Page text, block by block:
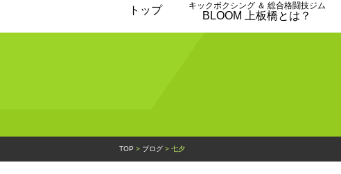
トップ キックボクシング ＆ 総合格闘技ジム
BLOOM 上板橋とは？
TOP > ブログ > 七夕